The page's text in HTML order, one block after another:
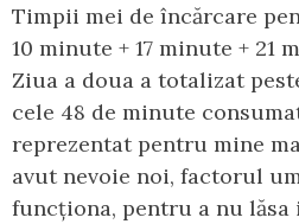
Timpii mei de încărcare
10 minute + 17 minute + 21
Ziua a doua a totalizat
cele 48 de minute
reprezentat pentru mine
avut nevoie noi, factorul
funcționa, pentru a nu lăsa